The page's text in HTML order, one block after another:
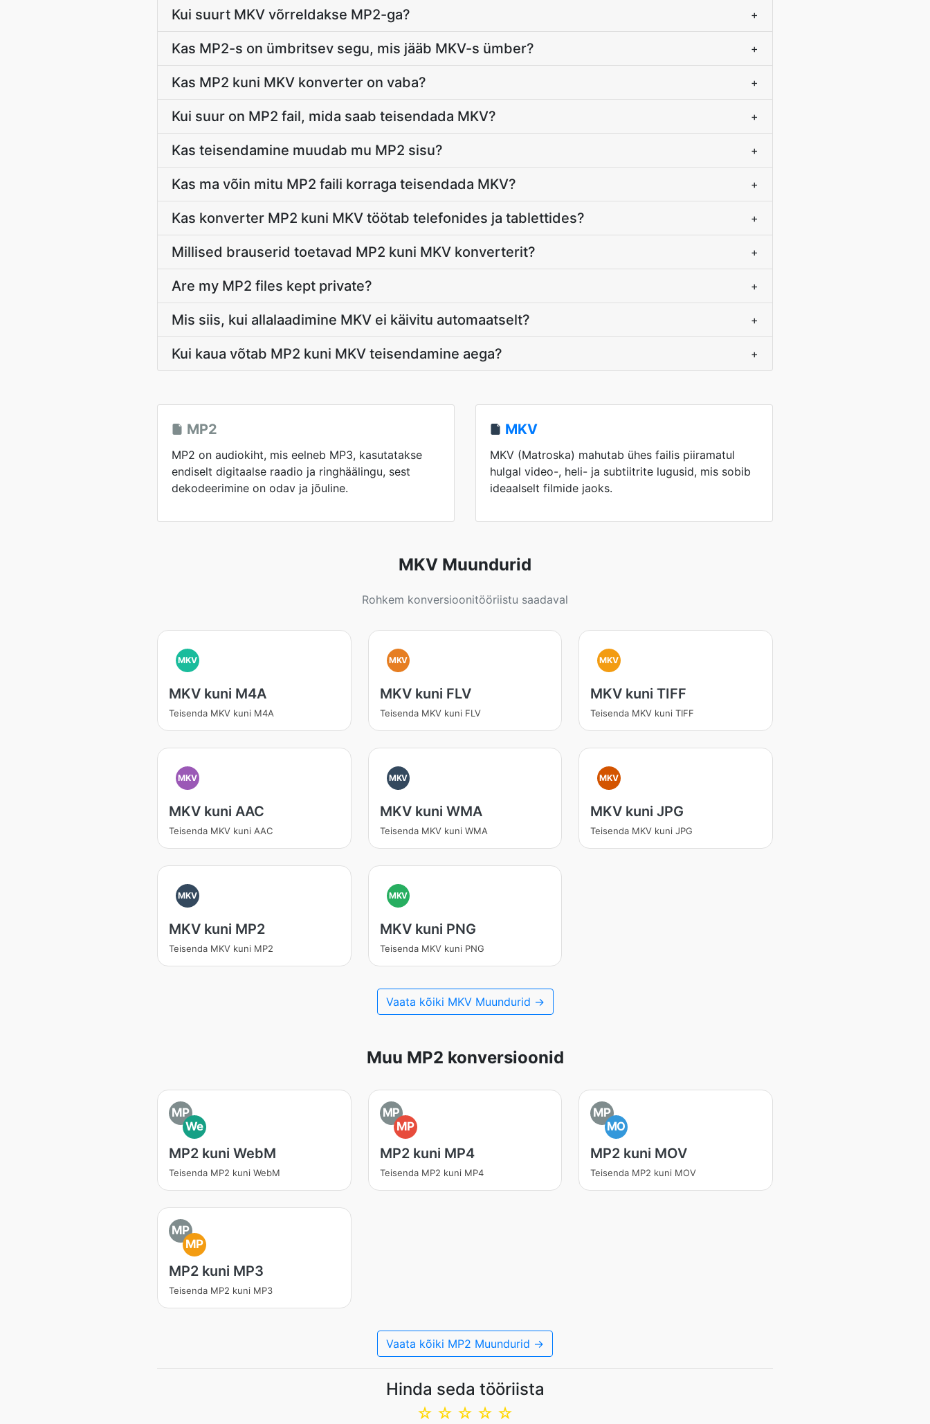
Kui suurt MKV võrreldakse MP2-ga? +
Kas MP2-s on ümbritsev segu, mis jääb MKV-s ümber? +
Kas MP2 kuni MKV konverter on vaba? +
Kui suur on MP2 fail, mida saab teisendada MKV? +
Kas teisendamine muudab mu MP2 sisu? +
Kas ma võin mitu MP2 faili korraga teisendada MKV? +
Kas konverter MP2 kuni MKV töötab telefonides ja tablettides? +
Millised brauserid toetavad MP2 kuni MKV konverterit? +
Are my MP2 files kept private? +
Mis siis, kui allalaadimine MKV ei käivitu automaatselt? +
Kui kaua võtab MP2 kuni MKV teisendamine aega? +
MP2
MP2 on audiokiht, mis eelneb MP3, kasutatakse
endiselt digitaalse raadio ja ringhäälingu, sest
dekodeerimine on odav ja jõuline.
MKV
MKV (Matroska) mahutab ühes failis piiramatul
hulgal video-, heli- ja subtiitrite lugusid, mis sobib
ideaalselt filmide jaoks.
MKV Muundurid
Rohkem konversioonitööriistu saadaval
MKV
MKV kuni M4A
Teisenda MKV kuni M4A
MKV
MKV kuni FLV
Teisenda MKV kuni FLV
MKV
MKV kuni TIFF
Teisenda MKV kuni TIFF
MKV
MKV kuni AAC
Teisenda MKV kuni AAC
MKV
MKV kuni WMA
Teisenda MKV kuni WMA
MKV
MKV kuni JPG
Teisenda MKV kuni JPG
MKV
MKV kuni MP2
Teisenda MKV kuni MP2
MKV
MKV kuni PNG
Teisenda MKV kuni PNG
Vaata kõiki MKV Muundurid →
Muu MP2 konversioonid
MP
We
MP2 kuni WebM
Teisenda MP2 kuni WebM
MP
MP
MP2 kuni MP4
Teisenda MP2 kuni MP4
MP
MO
MP2 kuni MOV
Teisenda MP2 kuni MOV
MP
MP
MP2 kuni MP3
Teisenda MP2 kuni MP3
Vaata kõiki MP2 Muundurid →
Hinda seda tööriista
☆
☆
☆
☆
☆